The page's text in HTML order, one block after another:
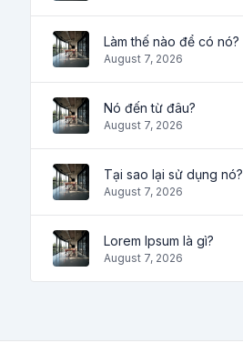
Làm thế nào để có nó?
August 7, 2026
Nó đến từ đâu?
August 7, 2026
Tại sao lại sử dụng nó?
August 7, 2026
Lorem Ipsum là gì?
August 7, 2026